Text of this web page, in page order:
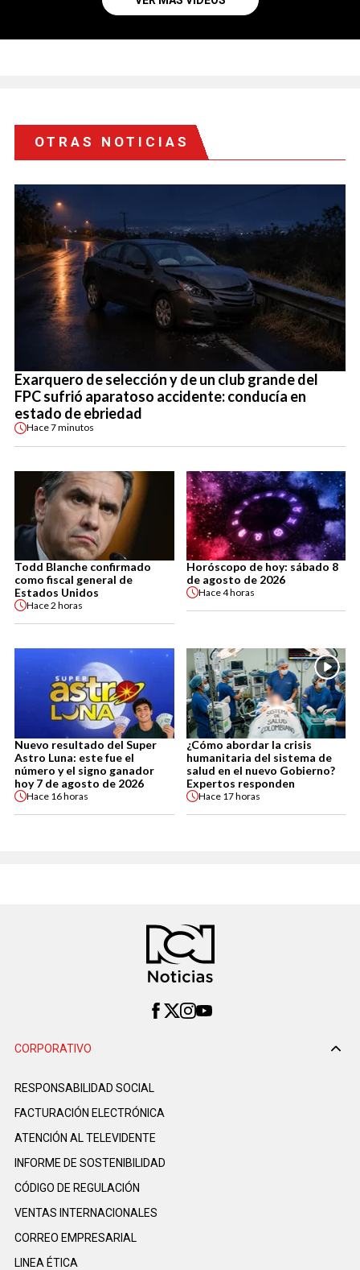
OTRAS NOTICIAS
Exarquero de selección y de un club grande del
FPC sufrió aparatoso accidente: conducía en
estado de ebriedad
Hace7 minutos
Todd Blanche confirmado
como fiscal general de
Estados Unidos
Hace2 horas
Horóscopo de hoy: sábado 8
de agosto de 2026
Hace4 horas
Nuevo resultado del Super
Astro Luna: este fue el
número y el signo ganador
hoy 7 de agosto de 2026
Hace 16 horas
¿Cómo abordar la crisis
humanitaria del sistema de
salud en el nuevo Gobierno?
Expertos responden
Hace 17 horas
CORPORATIVO
RESPONSABILIDAD SOCIAL
FACTURACIÓN ELECTRÓNICA
ATENCIÓN AL TELEVIDENTE
INFORME DE SOSTENIBILIDAD
CÓDIGO DE REGULACIÓN
VENTAS INTERNACIONALES
CORREO EMPRESARIAL
LINEA ÉTICA